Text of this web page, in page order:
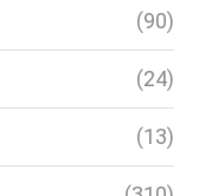
(90)
(24)
(13)